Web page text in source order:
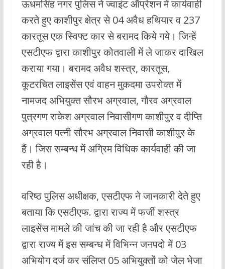
ऊधमसिंह नगर पुलिस ने ज्वाइंट ऑप्रेशन में कार्यवाही
करते हुए काशीपुर क्षेत्र से 04 अवैध हथियार व 237
कारतूस एक स्विफ्ट कार से बरामद किये गये। जिन्हें
एसटीएफ द्वारा काशीपुर कोतवाली में ले जाकर दाखिल
कराया गया। बरामद अवैध शस्त्र, कारतूस,
कूटरचित लाइसेंस एवं वाहन मुकदमा उपरोक्त में
नामजद अभियुक्त सौरभ अग्रवाल, गौरव अग्रवाल
पुत्रगण राकेश अग्रवाल निवासीगण काशीपुर व दीप्ति
अग्रवाल पत्नी सौरभ अग्रवाल निवासी काशीपुर के
हैं। जिस सम्बन्ध में अग्रिम विधिक कार्यवाही की जा
रही है।
वरिष्ठ पुलिस अधीक्षक, एसटीएफ ने जानकारी देते हुए
बताया कि एसटीएफ. द्वारा राज्य में फर्जी शस्त्र
लाइसेंस मामले की जांच की जा रही है और एसटीएफ
द्वारा राज्य में इस सम्बन्ध में विभिन्न जनपदो में 03
अभियोग दर्ज कर संलिप्त 05 अभियुक्तों को जेल भेजा